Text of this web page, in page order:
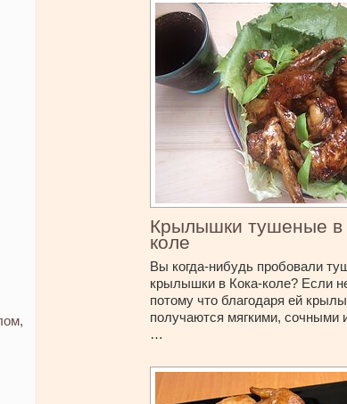
Крылышки тушеные в
коле
Вы когда-нибудь пробовали
крылышки в Кока-коле? Если
потому что благодаря ей
получаются мягкими, сочными
…